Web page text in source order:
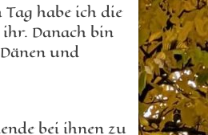
habe ich die
Danach bin
und
bei ihnen zu